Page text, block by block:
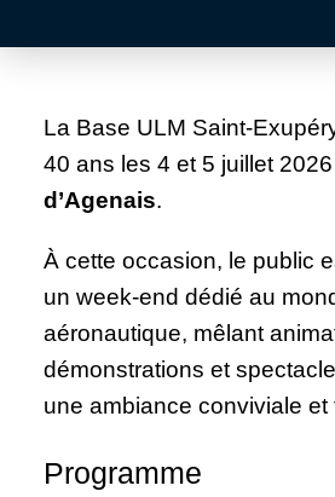
La Base ULM Saint-
40 ans les 4 et 5 juillet
d’Agenais.
À cette occasion, le public
un week-end dédié au
aéronautique, mêlant
démonstrations et
une ambiance conviviale et
Programme